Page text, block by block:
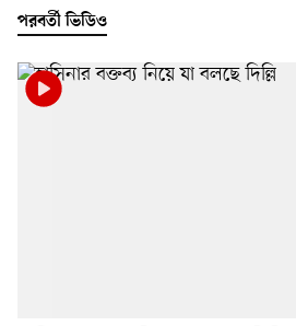
পরবর্তী ভিডিও